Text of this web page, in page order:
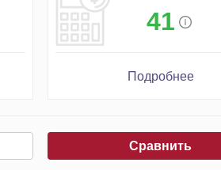
41
Подробнее
Сравнить